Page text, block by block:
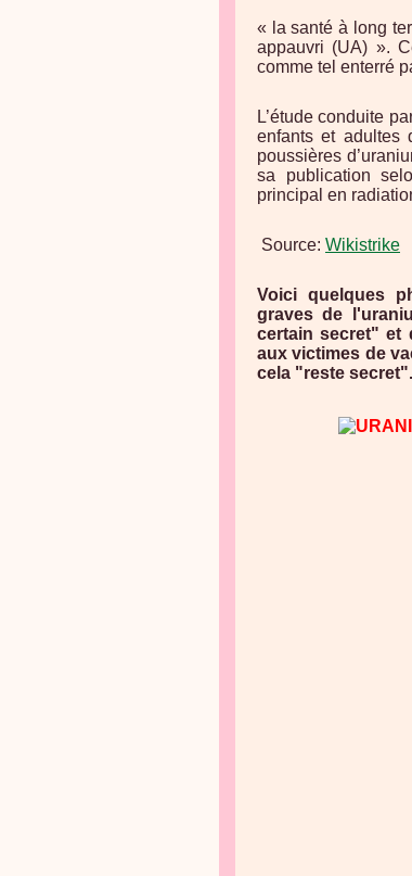
« la santé à long
appauvri (UA) ».
comme tel enterré
L’étude conduite
enfants et adultes
poussières
sa publication
principal en
Source: Wikistrike
Voici quelques
graves de
certain secret" et
aux victimes de
cela "reste